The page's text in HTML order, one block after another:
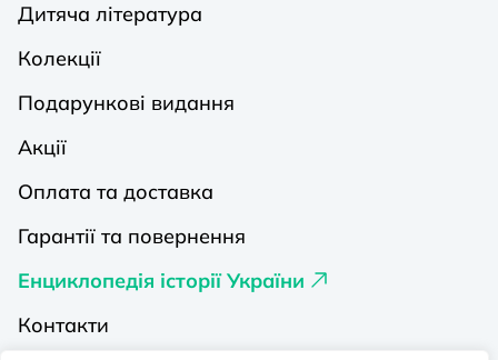
Дитяча література
Колекції
Подарункові видання
Акції
Оплата та доставка
Гарантії та повернення
Енциклопедія історії України
Контакти